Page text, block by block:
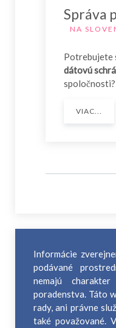
Správa
NA
Potrebujete
dátovú
spoločnosti?
VIAC...
Informácie
podávané
nemajú
poradenstva. Táto
rady, ani právne
také považované.